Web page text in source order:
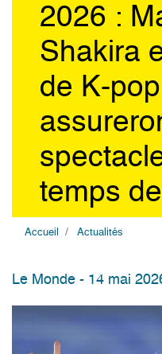
2026 :
Shakira
de K-
temps
Accueil Actualités
Le Monde - 14 mai